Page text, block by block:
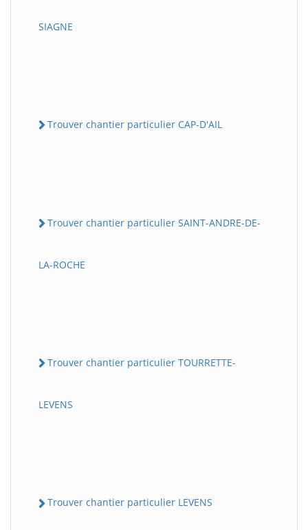
SIAGNE
Trouver chantier particulier CAP-D'AIL
Trouver chantier particulier SAINT-ANDRE-DE-
LA-ROCHE
Trouver chantier particulier TOURRETTE-
LEVENS
Trouver chantier particulier LEVENS